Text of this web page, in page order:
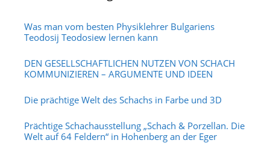
Was man vom besten Physiklehrer Bulgariens
Teodosij Teodosiew lernen kann
DEN GESELLSCHAFTLICHEN NUTZEN VON SCHACH
KOMMUNIZIEREN – ARGUMENTE UND IDEEN
Die prächtige Welt des Schachs in Farbe und 3D
Prächtige Schachausstellung „Schach & Porzellan. Die
Welt auf 64 Feldern“ in Hohenberg an der Eger